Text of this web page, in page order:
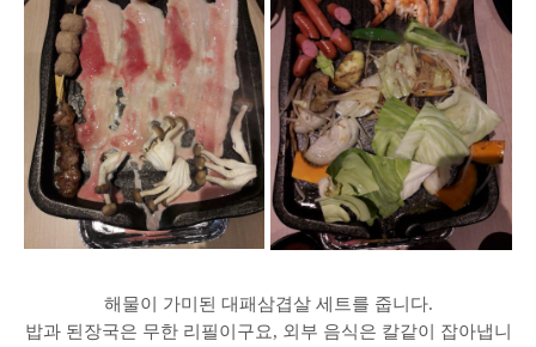
해물이 가미된 대패삼겹살 세트를 줍니다.
밥과 된장국은 무한 리필이구요, 외부 음식은 칼같이 잡아냅니